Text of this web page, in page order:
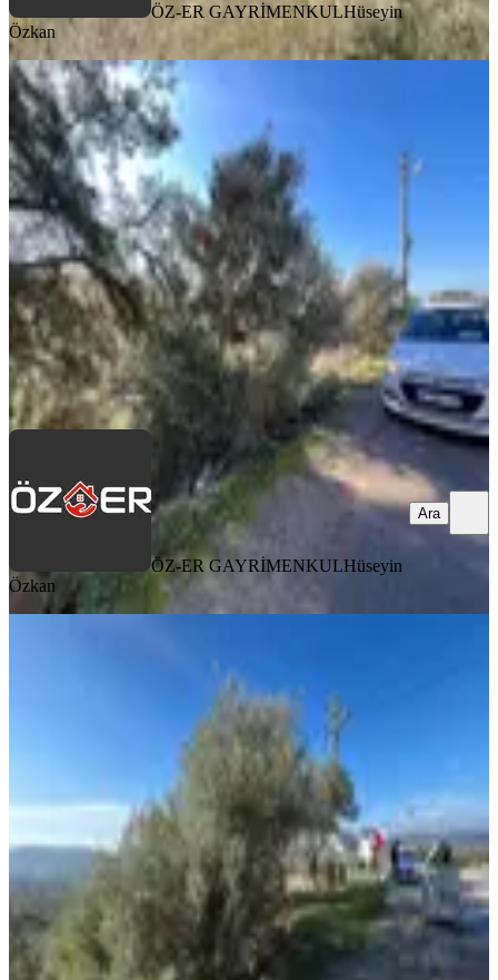
ÖZ-ER GAYRİMENKULHüseyin
Özkan
YOLA YAKIN
Öz-er Gayrimenkul’den | Caddeye
Sıfır, Köy İçinde Manzaralı Tarla
Torbalı, Dirmil Mahallesi
1229 m²·Elektrik Hattı, Su Hattı
29.12.2025
2.500.000 ₺
ÖZ-ER GAYRİMENKUL Hüseyin Özkan
Ara
ÖZ-ER GAYRİMENKULHüseyin
Özkan
Ara
Doğa Manzaralı Satılık Tarla
Torbalı, Dirmil Mahallesi
3345 m²
Elektrik Hattı, Su Hattı
4.400.000 ₺
ÖZ-ER GAYRİMENKUL Hüseyin Özkan
Ara